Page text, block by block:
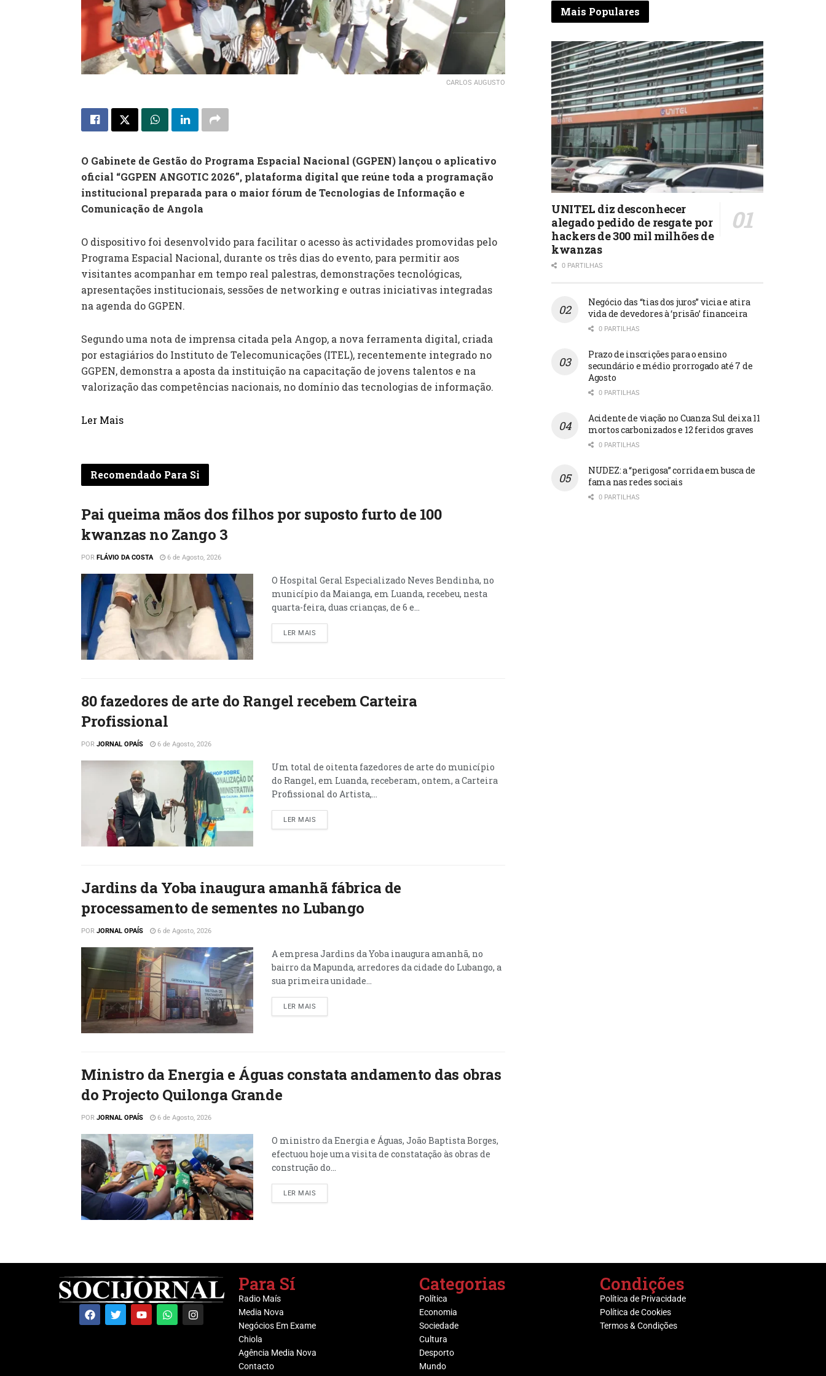
CARLOS AUGUSTO
O Gabinete de Gestão do Programa Espacial Nacional (GGPEN) lançou o aplicativo
oficial “GGPEN ANGOTIC 2026”, plataforma digital que reúne toda a programação
institucional preparada para o maior fórum de Tecnologias de Informação e
Comunicação de Angola
O dispositivo foi desenvolvido para facilitar o acesso às actividades promovidas pelo
Programa Espacial Nacional, durante os três dias do evento, para permitir aos
visitantes acompanhar em tempo real palestras, demonstrações tecnológicas,
apresentações institucionais, sessões de networking e outras iniciativas integradas
na agenda do GGPEN.
Segundo uma nota de imprensa citada pela Angop, a nova ferramenta digital, criada
por estagiários do Instituto de Telecomunicações (ITEL), recentemente integrado no
GGPEN, demonstra a aposta da instituição na capacitação de jovens talentos e na
valorização das competências nacionais, no domínio das tecnologias de informação.
Ler Mais
Recomendado Para Si
Pai queima mãos dos filhos por suposto furto de 100
kwanzas no Zango 3
POR FLÁVIO DA COSTA 6 de Agosto, 2026
O Hospital Geral Especializado Neves Bendinha, no
município da Maianga, em Luanda, recebeu, nesta
quarta-feira, duas crianças, de 6 e...
LER MAIS
80 fazedores de arte do Rangel recebem Carteira
Profissional
POR JORNAL OPAÍS 6 de Agosto, 2026
Um total de oitenta fazedores de arte do município
do Rangel, em Luanda, receberam, ontem, a Carteira
Profissional do Artista,...
LER MAIS
Jardins da Yoba inaugura amanhã fábrica de
processamento de sementes no Lubango
POR JORNAL OPAÍS 6 de Agosto, 2026
A empresa Jardins da Yoba inaugura amanhã, no
bairro da Mapunda, arredores da cidade do Lubango, a
sua primeira unidade...
LER MAIS
Ministro da Energia e Águas constata andamento das obras
do Projecto Quilonga Grande
POR JORNAL OPAÍS 6 de Agosto, 2026
O ministro da Energia e Águas, João Baptista Borges,
efectuou hoje uma visita de constatação às obras de
construção do...
LER MAIS
Mais Populares
UNITEL diz desconhecer
alegado pedido de resgate por
hackers de 300 mil milhões de
kwanzas
0 PARTILHAS
Negócio das “tias dos juros” vicia e atira
vida de devedores à ‘prisão’ financeira
0 PARTILHAS
Prazo de inscrições para o ensino
secundário e médio prorrogado até 7 de
Agosto
0 PARTILHAS
Acidente de viação no Cuanza Sul deixa 11
mortos carbonizados e 12 feridos graves
0 PARTILHAS
NUDEZ: a “perigosa” corrida em busca de
fama nas redes sociais
0 PARTILHAS
Para Sí
Radio Maís
Media Nova
Negócios Em Exame
Chiola
Agência Media Nova
Contacto
Categorias
Política
Economia
Sociedade
Cultura
Desporto
Mundo
Condições
Política de Privacidade
Política de Cookies
Termos & Condições